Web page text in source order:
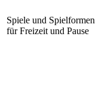
Spiele und Spielformen
für Freizeit und Pause